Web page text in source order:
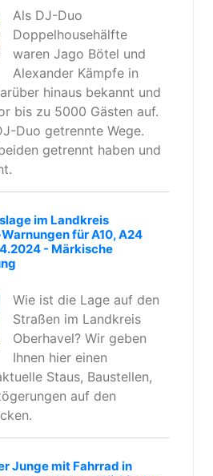
Als DJ-Duo
Doppelhousehälfte
waren Jago Bötel und
Alexander Kämpfe in
hinaus bekannt und
bis zu 5000 Gästen auf.
Duo getrennte Wege.
getrennt haben und
im Landkreis
für A10, A24
- Märkische
Wie ist die Lage auf den
Straßen im Landkreis
Oberhavel? Wir geben
Ihnen hier einen
Staus, Baustellen,
auf den
Junge mit Fahrrad in